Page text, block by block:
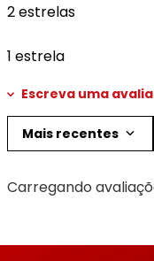
2 estrelas
1 estrela
Escreva uma
Título
Mais recentes
Carregando